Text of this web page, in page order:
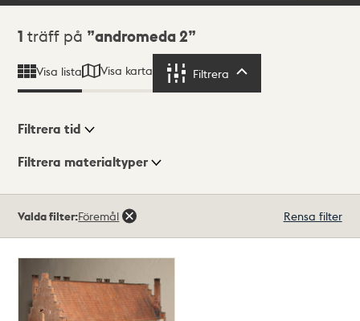
Sökresultat
1 träff på andromeda 2
Visa lista Visa karta Filtrera
Visningsläge
Filtrera tid
Filtrera materialtyper
träffar
Valda filter:Föremål Rensa filter